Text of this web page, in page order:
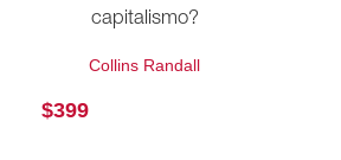
capitalismo?
Collins Randall
$399